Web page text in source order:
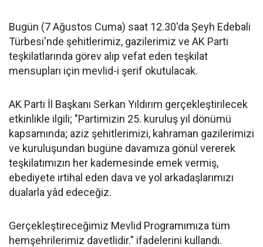
Bugün (7 Ağustos Cuma) saat 12.30'da Şeyh Edebali
Türbesi'nde şehitlerimiz, gazilerimiz ve AK Parti
teşkilatlarında görev alıp vefat eden teşkilat
mensupları için mevlid-i şerif okutulacak.
AK Parti İl Başkanı Serkan Yıldırım gerçekleştirilecek
etkinlikle ilgili; "Partimizin 25. kuruluş yıl dönümü
kapsamında; aziz şehitlerimizi, kahraman gazilerimizi
ve kuruluşundan bugüne davamıza gönül vererek
teşkilatımızın her kademesinde emek vermiş,
ebediyete irtihal eden dava ve yol arkadaşlarımızı
dualarla yâd edeceğiz.
Gerçekleştireceğimiz Mevlid Programımıza tüm
hemşehrilerimiz davetlidir." ifadelerini kullandı.